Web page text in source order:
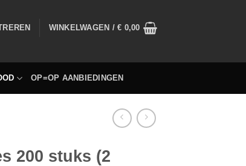
WINKELWAGEN /€ 0,00
OP=OP AANBIEDINGEN
200 stuks (2